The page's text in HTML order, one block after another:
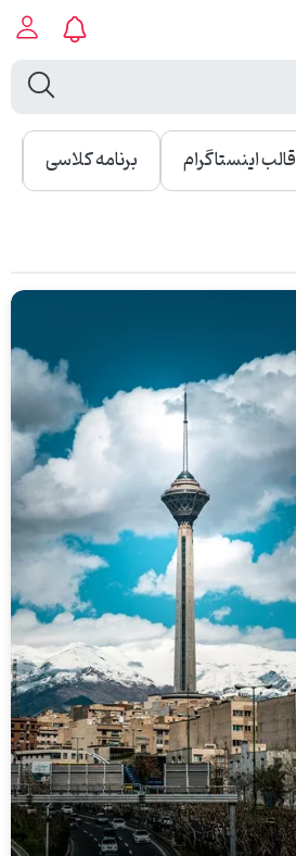
قالب اینستاگرام برنامه کلاسی